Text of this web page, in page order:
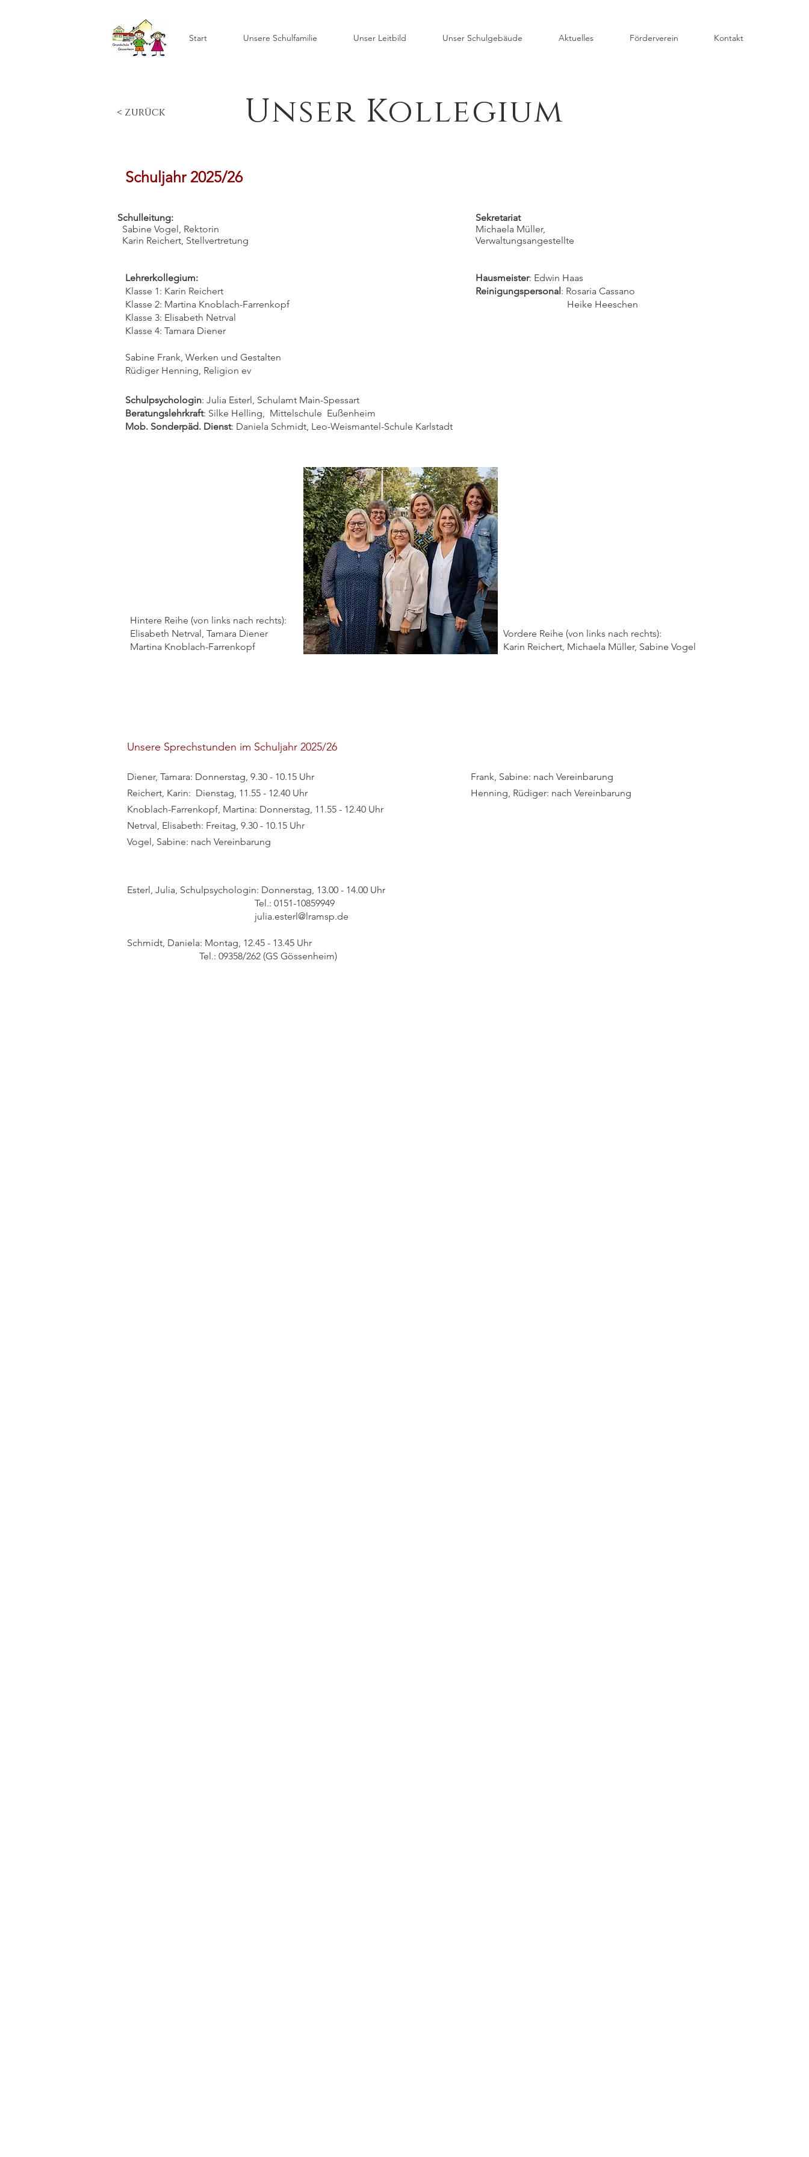
Start Unsere Schulfamilie Unser Leitbild Unser Schulgebäude Aktuelles Förderverein Kontakt
< zurück Unser Kollegium
Schuljahr 2025/26
Schulleitung:
Sabine Vogel, Rektorin
Karin Reichert, Stellvertretung
Lehrerkollegium:
Klasse 1: Karin Reichert
Klasse 2: Martina Knoblach-Farrenkopf
Klasse 3: Elisabeth Netrval
Klasse 4: Tamara Diener
Sabine Frank, Werken und Gestalten
Rüdiger Henning, Religion ev
Sekretariat
Michaela Müller,
Verwaltungsangestellte
Hausmeister: Edwin Haas
Reinigungspersonal: Rosaria Cassano
Heike Heeschen
Schulpsychologin: Julia Esterl, Schulamt Main-Spessart
Beratungslehrkraft: Silke Helling, Mittelschule Eußenheim
Mob. Sonderpäd. Dienst: Daniela Schmidt, Leo-Weismantel-Schule Karlstadt
Hintere Reihe (von links nach rechts):
Elisabeth Netrval, Tamara Diener
Martina Knoblach-Farrenkopf
Vordere Reihe (von links nach rechts):
Karin Reichert, Michaela Müller, Sabine Vogel
Unsere Sprechstunden im Schuljahr 2025/26
Diener, Tamara: Donnerstag, 9.30 - 10.15 Uhr
Reichert, Karin: Dienstag, 11.55 - 12.40 Uhr
Knoblach-Farrenkopf, Martina: Donnerstag, 11.55 - 12.40 Uhr
Netrval, Elisabeth: Freitag, 9.30 - 10.15 Uhr
Vogel, Sabine: nach Vereinbarung
Frank, Sabine: nach Vereinbarung
Henning, Rüdiger: nach Vereinbarung
Esterl, Julia, Schulpsychologin: Donnerstag, 13.00 - 14.00 Uhr
Tel.: 0151-10859949
julia.esterl@lramsp.de
Schmidt, Daniela: Montag, 12.45 - 13.45 Uhr
Tel.: 09358/262 (GS Gössenheim)